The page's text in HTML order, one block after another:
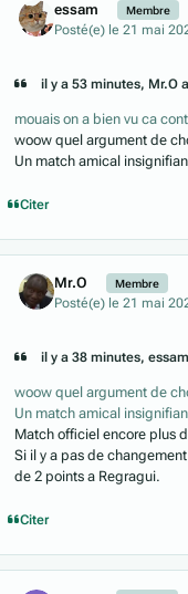
essam Membre
Posté(e) le 21 mai
il y a 53 minutes, Mr.O
mouais on a bien vu ca
woow quel argument de
Un match amical
Citer
Mr.O Membre
Posté(e) le 21 mai
il y a 38 minutes,
woow quel argument de
Un match amical
Match officiel encore plus
Si il y a pas de
de 2 points a Regragui.
Citer